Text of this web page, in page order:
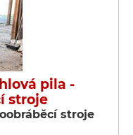
pila -
stroje
stroje